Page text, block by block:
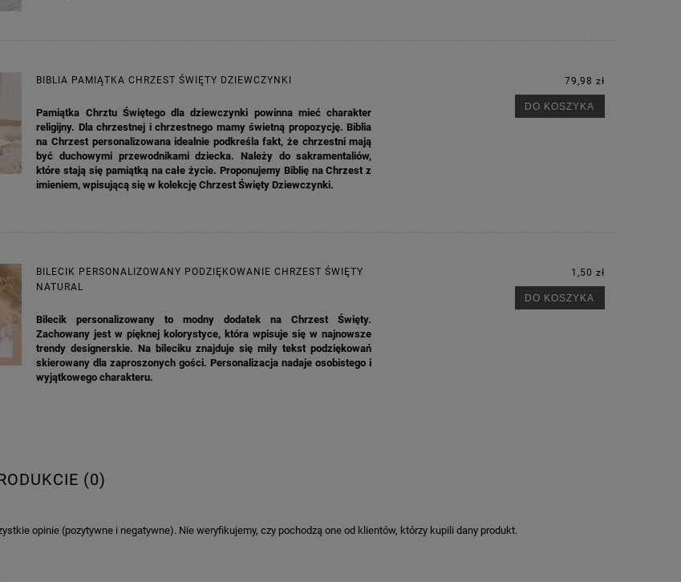
DO KOSZYKA
BIBLIA PAMIĄTKA CHRZEST ŚWIĘTY DZIEWCZYNKI
Pamiątka Chrztu Świętego dla dziewczynki powinna mieć charakter
religijny. Dla chrzestnej i chrzestnego mamy świetną propozycję. Biblia
na Chrzest personalizowana idealnie podkreśla fakt, że chrzestni mają
być duchowymi przewodnikami dziecka. Należy do sakramentaliów,
które stają się pamiątką na całe życie. Proponujemy Biblię na Chrzest z
imieniem, wpisującą się w kolekcję Chrzest Święty Dziewczynki.
79,98 zł
DO KOSZYKA
BILECIK PERSONALIZOWANY PODZIĘKOWANIE CHRZEST ŚWIĘTY
NATURAL
Bilecik personalizowany to modny dodatek na Chrzest Święty.
Zachowany jest w pięknej kolorystyce, która wpisuje się w najnowsze
trendy designerskie. Na bileciku znajduje się miły tekst podziękowań
skierowany dla zaproszonych gości. Personalizacja nadaje osobistego i
wyjątkowego charakteru.
1,50 zł
DO KOSZYKA
(0)
opinie (pozytywne i negatywne). Nie weryfikujemy, czy pochodzą one od klientów, którzy kupili dany produkt.